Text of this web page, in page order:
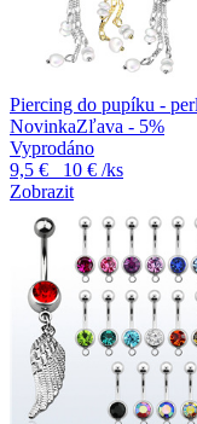
Piercing do pupíku -
NovinkaZľava - 5%
Vyprodáno
9,5 €
10 € /ks
Zobrazit